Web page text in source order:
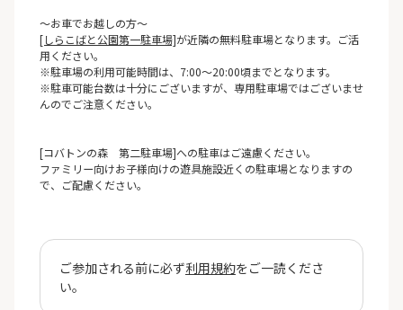
～お車でお越しの方～
[しらこばと公園第一駐車場]が近隣の無料駐車場となります。ご活
用ください。
※駐車場の利用可能時間は、7:00～20:00頃までとなります。
※駐車可能台数は十分にございますが、専用駐車場ではございませ
んのでご注意ください。
[コバトンの森 第二駐車場]への駐車はご遠慮ください。
ファミリー向けお子様向けの遊具施設近くの駐車場となりますの
で、ご配慮ください。
ご参加される前に必ず利用規約をご一読くださ
い。